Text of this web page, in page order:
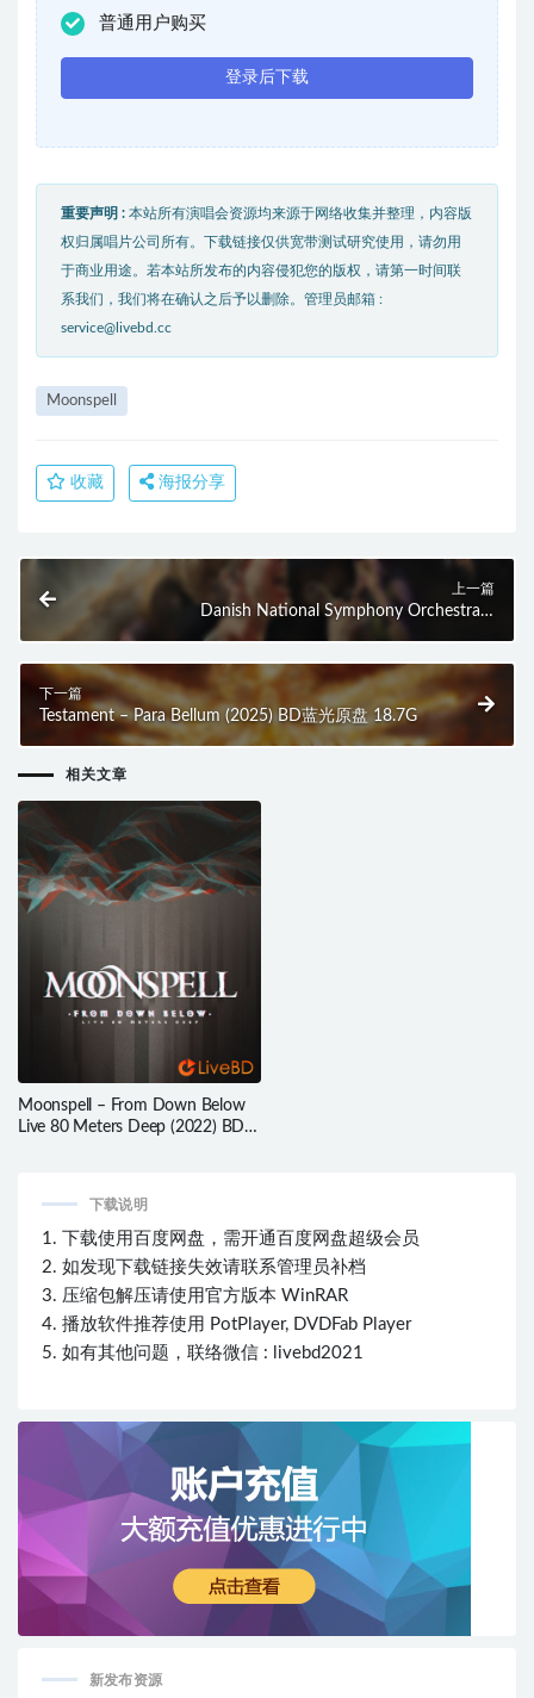
普通用户购买
登录后下载
重要声明 : 本站所有演唱会资源均来源于网络收集并整理，内容版
权归属唱片公司所有。下载链接仅供宽带测试研究使用，请勿用
于商业用途。若本站所发布的内容侵犯您的版权，请第一时间联
系我们，我们将在确认之后予以删除。管理员邮箱 :
service@livebd.cc
Moonspell
收藏 海报分享
上一篇
Danish National Symphony Orchestra –
Galaxymphony The Final Odyssey (2025) BD蓝光原盘
下一篇
Testament – Para Bellum (2025) BD蓝光原盘 18.7G
相关文章
Moonspell – From Down Below
Live 80 Meters Deep (2022) BD蓝
下载说明
1. 下载使用百度网盘，需开通百度网盘超级会员
2. 如发现下载链接失效请联系管理员补档
3. 压缩包解压请使用官方版本 WinRAR
4. 播放软件推荐使用 PotPlayer, DVDFab Player
5. 如有其他问题，联络微信 : livebd2021
新发布资源